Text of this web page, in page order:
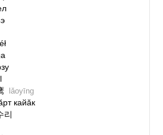
lǎoyīng
кайӑк
리